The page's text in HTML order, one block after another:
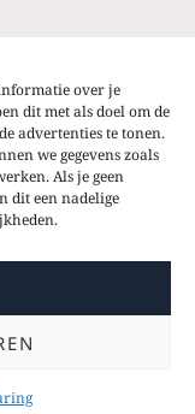
over je
dit met als doel om de
advertenties te tonen.
we gegevens zoals
Als je geen
dit een nadelige
van
| Website design